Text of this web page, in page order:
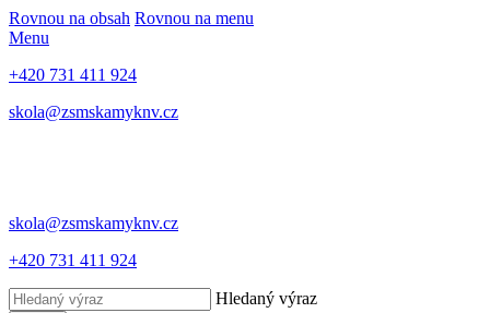
Rovnou na obsah Rovnou na menu
Menu
+420 731 411 924
skola@zsmskamyknv.cz
skola@zsmskamyknv.cz
+420 731 411 924
Hledaný výraz